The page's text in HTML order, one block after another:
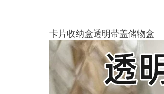
卡片收纳盒透明带盖储物盒